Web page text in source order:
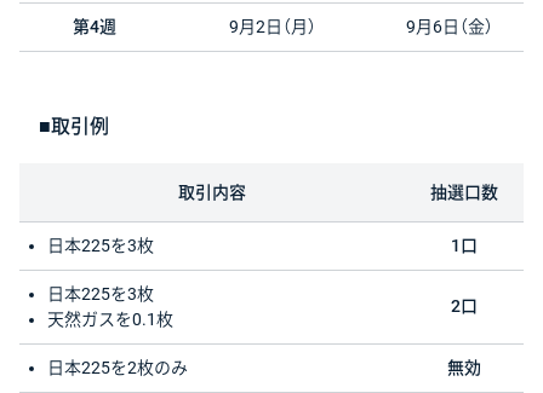
第4週 9月2日（月） 9月6日（金）
■取引例
取引内容 抽選口数
日本225を3枚 1口
日本225を3枚
天然ガスを0.1枚
2口
日本225を2枚のみ 無効